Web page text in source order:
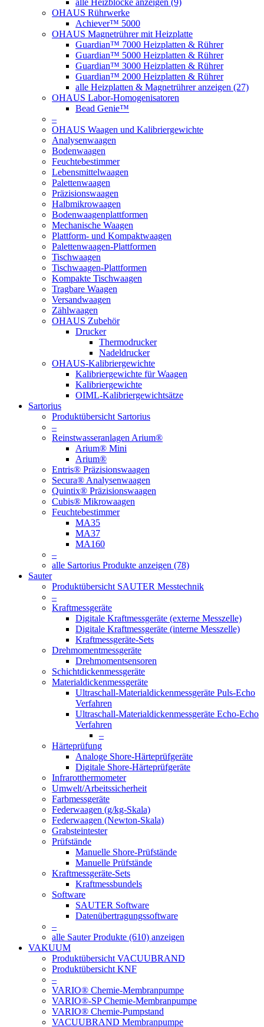
alle Heizblöcke anzeigen (9)
OHAUS Rührwerke
Achiever™ 5000
OHAUS Magnetrührer mit Heizplatte
Guardian™ 7000 Heizplatten & Rührer
Guardian™ 5000 Heizplatten & Rührer
Guardian™ 3000 Heizplatten & Rührer
Guardian™ 2000 Heizplatten & Rührer
alle Heizplatten & Magnetrührer anzeigen (27)
OHAUS Labor-Homogenisatoren
Bead Genie™
–
OHAUS Waagen und Kalibriergewichte
Analysenwaagen
Bodenwaagen
Feuchtebestimmer
Lebensmittelwaagen
Palettenwaagen
Präzisionswaagen
Halbmikrowaagen
Bodenwaagenplattformen
Mechanische Waagen
Plattform- und Kompaktwaagen
Palettenwaagen-Plattformen
Tischwaagen
Tischwaagen-Plattformen
Kompakte Tischwaagen
Tragbare Waagen
Versandwaagen
Zählwaagen
OHAUS Zubehör
Drucker
Thermodrucker
Nadeldrucker
OHAUS-Kalibriergewichte
Kalibriergewichte für Waagen
Kalibriergewichte
OIML-Kalibriergewichtsätze
Sartorius
Produktübersicht Sartorius
–
Reinstwasseranlagen Arium®
Arium® Mini
Arium®
Entris® Präzisionswaagen
Secura® Analysenwaagen
Quintix® Präzisionswaagen
Cubis® Mikrowaagen
Feuchtebestimmer
MA35
MA37
MA160
–
alle Sartorius Produkte anzeigen (78)
Sauter
Produktübersicht SAUTER Messtechnik
–
Kraftmessgeräte
Digitale Kraftmessgeräte (externe Messzelle)
Digitale Kraftmessgeräte (interne Messzelle)
Kraftmessgeräte-Sets
Drehmomentmessgeräte
Drehmomentsensoren
Schichtdickenmessgeräte
Materialdickenmessgeräte
Ultraschall-Materialdickenmessgeräte Puls-Echo
Verfahren
Ultraschall-Materialdickenmessgeräte Echo-Echo
Verfahren
–
Härteprüfung
Analoge Shore-Härteprüfgeräte
Digitale Shore-Härteprüfgeräte
Infrarotthermometer
Umwelt/Arbeitssicherheit
Farbmessgeräte
Federwaagen (g/kg-Skala)
Federwaagen (Newton-Skala)
Grabsteintester
Prüfstände
Manuelle Shore-Prüfstände
Manuelle Prüfstände
Kraftmessgeräte-Sets
Kraftmessbundels
Software
SAUTER Software
Datenübertragungssoftware
–
alle Sauter Produkte (610) anzeigen
VAKUUM
Produktübersicht VACUUBRAND
Produktübersicht KNF
–
VARIO® Chemie-Membranpumpe
VARIO®-SP Chemie-Membranpumpe
VARIO® Chemie-Pumpstand
VACUUBRAND Membranpumpe